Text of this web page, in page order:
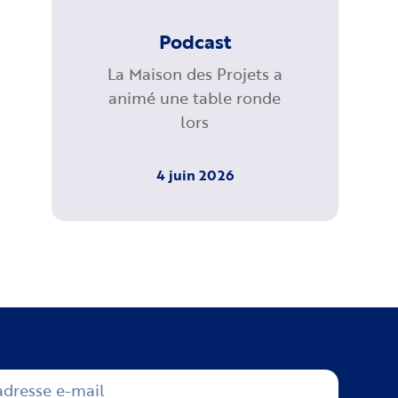
Podcast
La Maison des Projets a
animé une table ronde
lors
4 juin 2026